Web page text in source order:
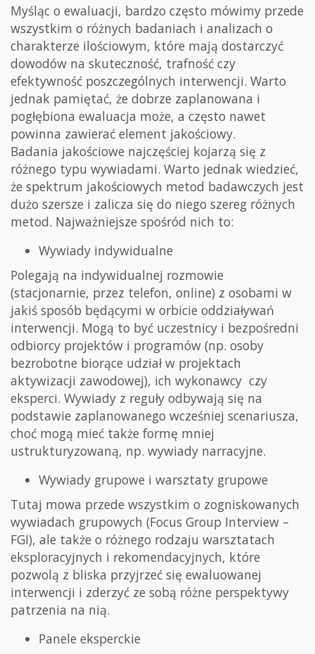
Myśląc o ewaluacji, bardzo często mówimy przede
wszystkim o różnych badaniach i analizach o
charakterze ilościowym, które mają dostarczyć
dowodów na skuteczność, trafność czy
efektywność poszczególnych interwencji. Warto
jednak pamiętać, że dobrze zaplanowana i
pogłębiona ewaluacja może, a często nawet
powinna zawierać element jakościowy.
Badania jakościowe najczęściej kojarzą się z
różnego typu wywiadami. Warto jednak wiedzieć,
że spektrum jakościowych metod badawczych jest
dużo szersze i zalicza się do niego szereg różnych
metod. Najważniejsze spośród nich to:
Wywiady indywidualne
Polegają na indywidualnej rozmowie
(stacjonarnie, przez telefon, online) z osobami w
jakiś sposób będącymi w orbicie oddziaływań
interwencji. Mogą to być uczestnicy i bezpośredni
odbiorcy projektów i programów (np. osoby
bezrobotne biorące udział w projektach
aktywizacji zawodowej), ich wykonawcy czy
eksperci. Wywiady z reguły odbywają się na
podstawie zaplanowanego wcześniej scenariusza,
choć mogą mieć także formę mniej
ustrukturyzowaną, np. wywiady narracyjne.
Wywiady grupowe i warsztaty grupowe
Tutaj mowa przede wszystkim o zogniskowanych
wywiadach grupowych (Focus Group Interview –
FGI), ale także o różnego rodzaju warsztatach
eksploracyjnych i rekomendacyjnych, które
pozwolą z bliska przyjrzeć się ewaluowanej
interwencji i zderzyć ze sobą różne perspektywy
patrzenia na nią.
Panele eksperckie